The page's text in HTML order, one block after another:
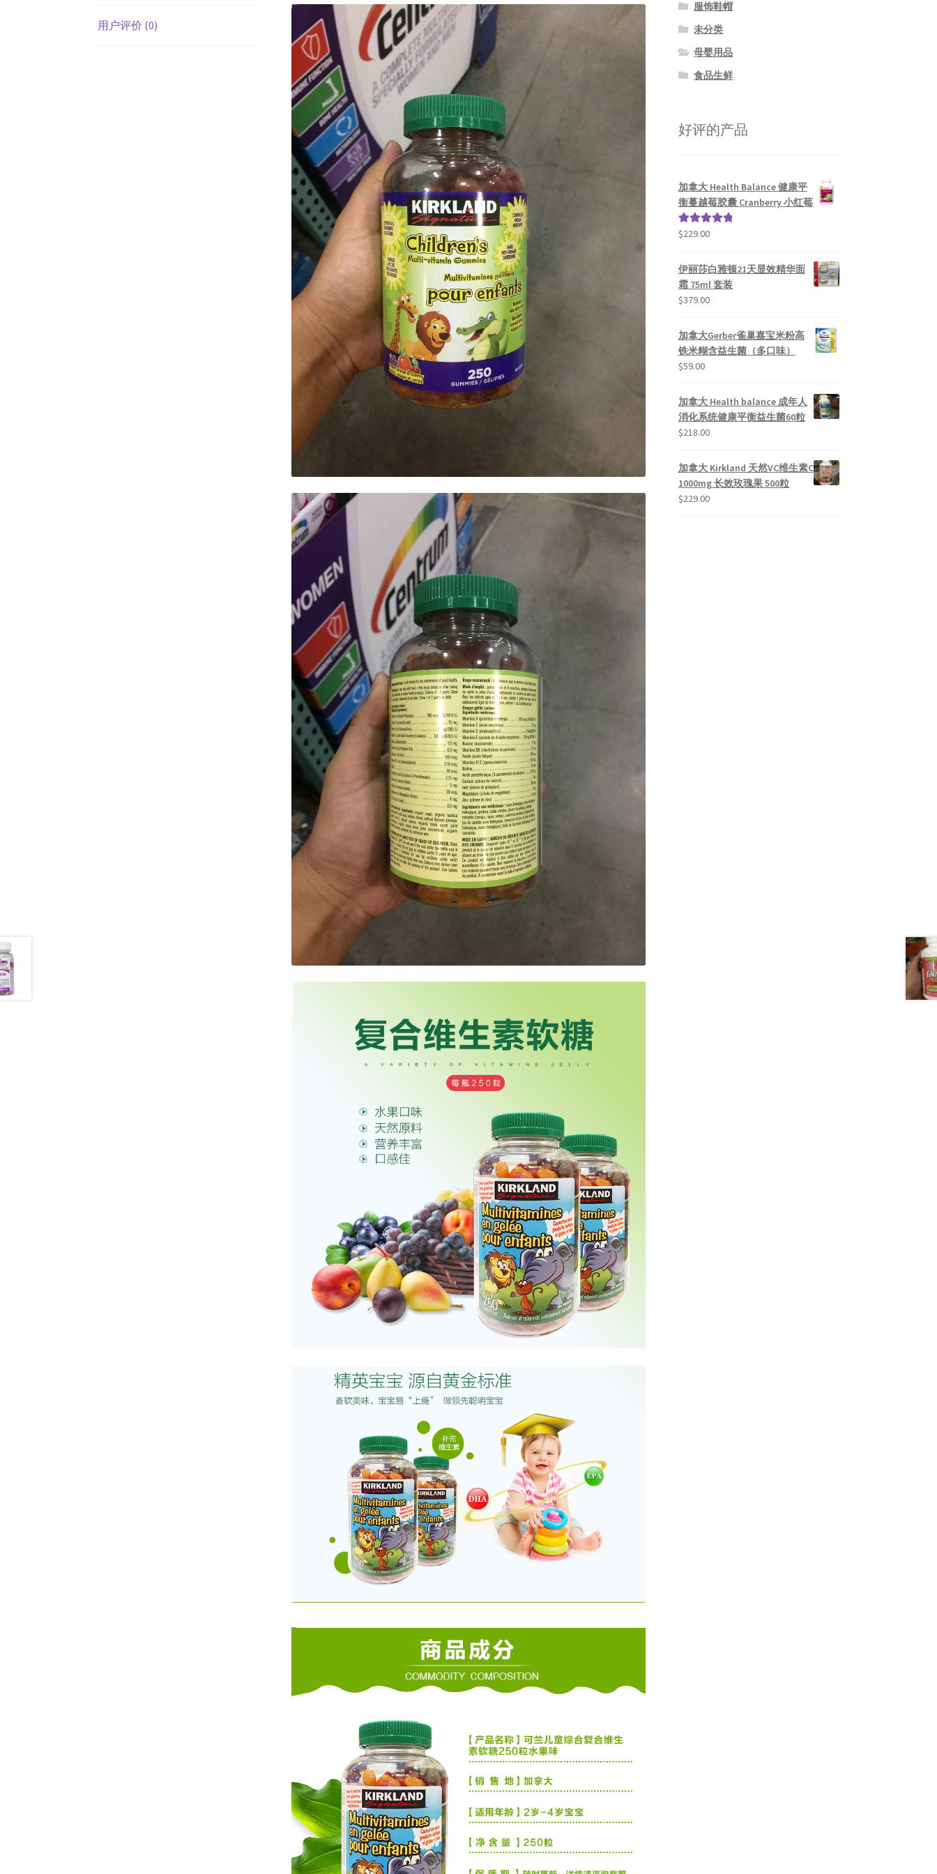
用户评价 (0)
服饰鞋帽
未分类
母婴用品
食品生鲜
好评的产品
加拿大 Health Balance 健康平
衡蔓越莓胶囊 Cranberry 小红莓
评分5.00
$229.00
伊丽莎白雅顿21天显效精华面
霜 75ml 套装
$379.00
加拿大Gerber雀巢嘉宝米粉高
铁米糊含益生菌（多口味）
$59.00
加拿大 Health balance 成年人
消化系统健康平衡益生菌60粒
$218.00
加拿大 Kirkland 天然VC维生素C
1000mg 长效玫瑰果 500粒
$229.00